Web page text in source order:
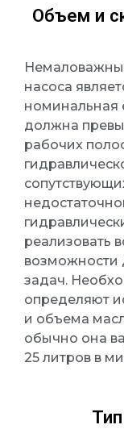
Объем и
насоса
номинальная
должна
рабочих
реализовать
возможности
задач.
определяют
и объема
обычно она
25 литров в